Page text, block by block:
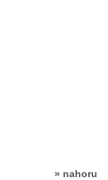
» nahoru